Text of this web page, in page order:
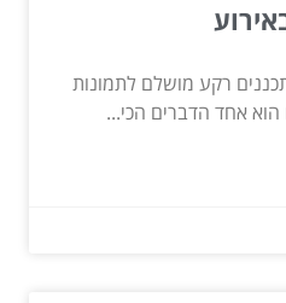
רקע מושלם לתמונות
הוא אחד הדברים הכי...